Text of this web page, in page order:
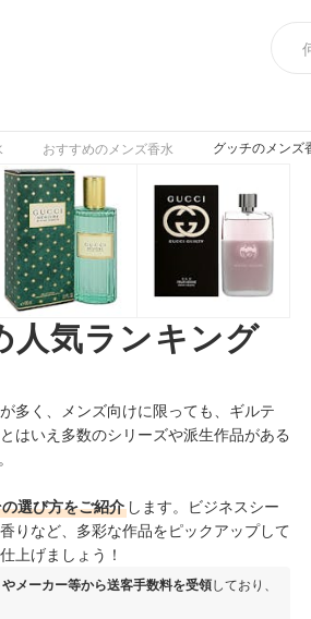
おすすめのメンズ香水 グッチのメンズ
人気ランキング
多く、メンズ向けに限っても、ギルテ
はいえ多数のシリーズや派生作品がある
選び方をご紹介 します。ビジネスシー
りなど、多彩な作品をピックアップして
上げましょう！
メーカー等から送客手数料を受領しており、